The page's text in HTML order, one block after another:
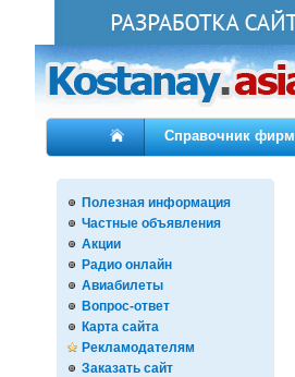
Справочник фирм
Полезная информация
Частные объявления
Акции
Радио онлайн
Авиабилеты
Вопрос-ответ
Карта сайта
Рекламодателям
Заказать сайт